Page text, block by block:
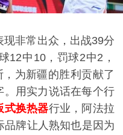
非常出众，出战39分
12中10，罚球2中2，
为新疆的胜利贡献了
用实力说话在每个行
式换热器行业，阿法拉
品牌让人熟知也是因为